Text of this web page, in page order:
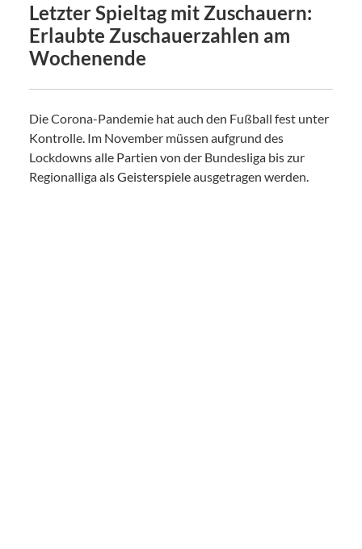
Letzter Spieltag mit Zuschauern:
Erlaubte Zuschauerzahlen am
Wochenende
Die Corona-Pandemie hat auch den Fußball fest unter
Kontrolle. Im November müssen aufgrund des
Lockdowns alle Partien von der Bundesliga bis zur
Regionalligaals Geisterspieleausgetragen werden.